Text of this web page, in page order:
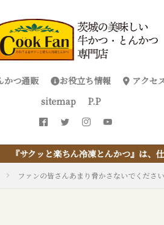
かつ通販 お役立ち情報 アクセ
sitemap
P.P
かつ』は、仕込まない・揚げない・油
ファンの皆さんあまり脅かさないでくださ